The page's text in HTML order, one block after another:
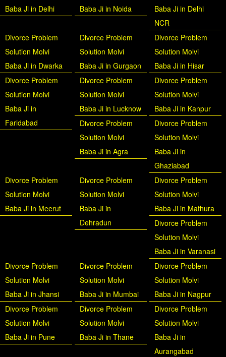
Baba Ji in Delhi
Baba Ji in Noida
Baba Ji in Delhi
NCR
Divorce Problem
Solution Molvi
Baba Ji in Dwarka
Divorce Problem
Solution Molvi
Baba Ji in Gurgaon
Divorce Problem
Solution Molvi
Baba Ji in Hisar
Divorce Problem
Solution Molvi
Baba Ji in
Faridabad
Divorce Problem
Solution Molvi
Baba Ji in Lucknow
Divorce Problem
Solution Molvi
Baba Ji in Kanpur
Divorce Problem
Solution Molvi
Baba Ji in Agra
Divorce Problem
Solution Molvi
Baba Ji in
Ghaziabad
Divorce Problem
Solution Molvi
Baba Ji in Meerut
Divorce Problem
Solution Molvi
Baba Ji in
Dehradun
Divorce Problem
Solution Molvi
Baba Ji in Mathura
Divorce Problem
Solution Molvi
Baba Ji in Varanasi
Divorce Problem
Solution Molvi
Baba Ji in Jhansi
Divorce Problem
Solution Molvi
Baba Ji in Mumbai
Divorce Problem
Solution Molvi
Baba Ji in Nagpur
Divorce Problem
Solution Molvi
Baba Ji in Pune
Divorce Problem
Solution Molvi
Baba Ji in Thane
Divorce Problem
Solution Molvi
Baba Ji in
Aurangabad